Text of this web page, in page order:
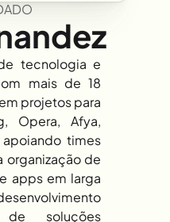
tecnologia e
mais de 18
projetos para
Opera, Afya,
apoiando times
organização de
apps em larga
soluções